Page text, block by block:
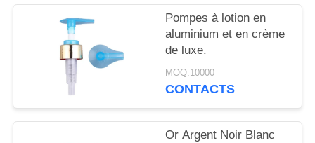
NOUVELLES
CAS
Pompes à lotion en
aluminium et en crème
de luxe.
MOQ:10000
CONTACTS
Or Argent Noir Blanc